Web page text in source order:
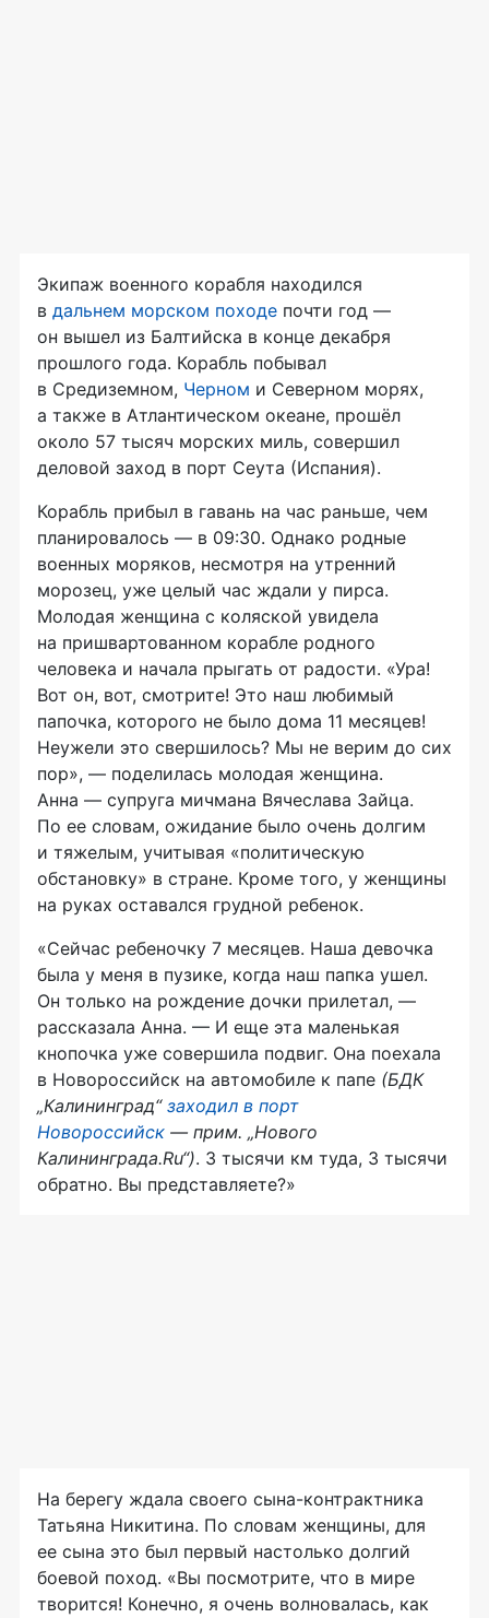
Экипаж военного корабля находился
в дальнем морском походе почти год —
он вышел из Балтийска в конце декабря
прошлого года. Корабль побывал
в Средиземном, Черном и Северном морях,
а также в Атлантическом океане, прошёл
около 57 тысяч морских миль, совершил
деловой заход в порт Сеута (Испания).
Корабль прибыл в гавань на час раньше, чем
планировалось — в 09:30. Однако родные
военных моряков, несмотря на утренний
морозец, уже целый час ждали у пирса.
Молодая женщина с коляской увидела
на пришвартованном корабле родного
человека и начала прыгать от радости. «Ура!
Вот он, вот, смотрите! Это наш любимый
папочка, которого не было дома 11 месяцев!
Неужели это свершилось? Мы не верим до сих
пор», — поделилась молодая женщина.
Анна — супруга мичмана Вячеслава Зайца.
По ее словам, ожидание было очень долгим
и тяжелым, учитывая «политическую
обстановку» в стране. Кроме того, у женщины
на руках оставался грудной ребенок.
«Сейчас ребеночку 7 месяцев. Наша девочка
была у меня в пузике, когда наш папка ушел.
Он только на рождение дочки прилетал, —
рассказала Анна. — И еще эта маленькая
кнопочка уже совершила подвиг. Она поехала
в Новороссийск на автомобиле к папе (БДК
„Калининград“ заходил в порт
Новороссийск — прим. „Нового
Калининграда.Ru“). 3 тысячи км туда, 3 тысячи
обратно. Вы представляете?»
На берегу ждала своего сына-контрактника
Татьяна Никитина. По словам женщины, для
ее сына это был первый настолько долгий
боевой поход. «Вы посмотрите, что в мире
творится! Конечно, я очень волновалась, как